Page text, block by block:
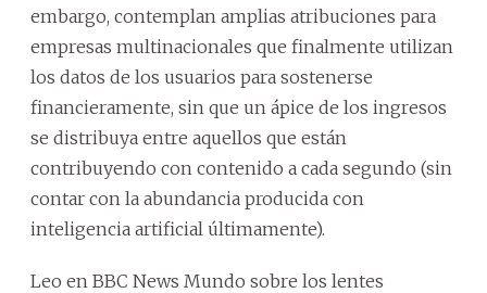
embargo, contemplan amplias atribuciones para
empresas multinacionales que finalmente utilizan
los datos de los usuarios para sostenerse
financieramente, sin que un ápice de los ingresos
se distribuya entre aquellos que están
contribuyendo con contenido a cada segundo (sin
contar con la abundancia producida con
inteligencia artificial últimamente).
Leo en BBC News Mundo sobre los lentes